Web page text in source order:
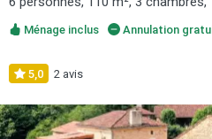
Ménage inclus Annulation
5,0 2 avis